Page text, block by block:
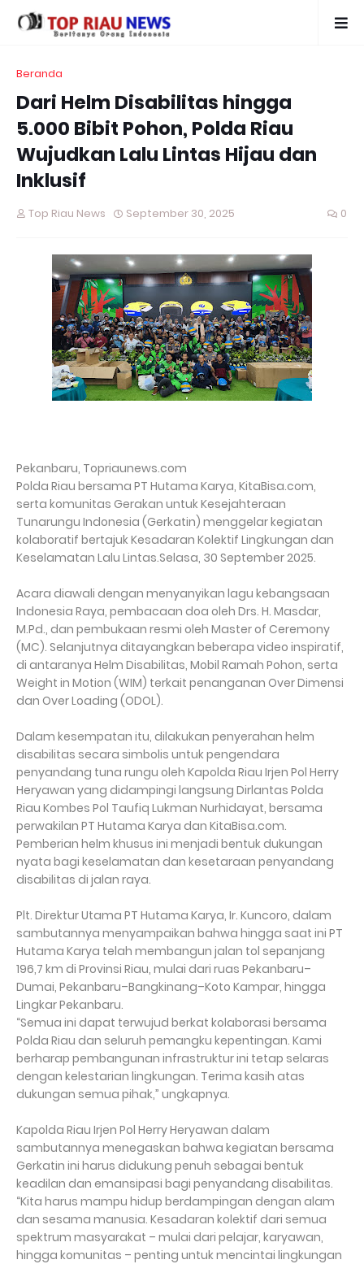
Beranda
Dari Helm Disabilitas hingga
5.000 Bibit Pohon, Polda Riau
Wujudkan Lalu Lintas Hijau dan
Inklusif
Top Riau News September 30, 2025 0
Pekanbaru, Topriaunews.com
Polda Riau bersama PT Hutama Karya, KitaBisa.com,
serta komunitas Gerakan untuk Kesejahteraan
Tunarungu Indonesia (Gerkatin) menggelar kegiatan
kolaboratif bertajuk Kesadaran Kolektif Lingkungan dan
Keselamatan Lalu Lintas.Selasa, 30 September 2025.
Acara diawali dengan menyanyikan lagu kebangsaan
Indonesia Raya, pembacaan doa oleh Drs. H. Masdar,
M.Pd., dan pembukaan resmi oleh Master of Ceremony
(MC). Selanjutnya ditayangkan beberapa video inspiratif,
di antaranya Helm Disabilitas, Mobil Ramah Pohon, serta
Weight in Motion (WIM) terkait penanganan Over Dimensi
dan Over Loading (ODOL).
Dalam kesempatan itu, dilakukan penyerahan helm
disabilitas secara simbolis untuk pengendara
penyandang tuna rungu oleh Kapolda Riau Irjen Pol Herry
Heryawan yang didampingi langsung Dirlantas Polda
Riau Kombes Pol Taufiq Lukman Nurhidayat, bersama
perwakilan PT Hutama Karya dan KitaBisa.com.
Pemberian helm khusus ini menjadi bentuk dukungan
nyata bagi keselamatan dan kesetaraan penyandang
disabilitas di jalan raya.
Plt. Direktur Utama PT Hutama Karya, Ir. Kuncoro, dalam
sambutannya menyampaikan bahwa hingga saat ini PT
Hutama Karya telah membangun jalan tol sepanjang
196,7 km di Provinsi Riau, mulai dari ruas Pekanbaru–
Dumai, Pekanbaru–Bangkinang–Koto Kampar, hingga
Lingkar Pekanbaru.
“Semua ini dapat terwujud berkat kolaborasi bersama
Polda Riau dan seluruh pemangku kepentingan. Kami
berharap pembangunan infrastruktur ini tetap selaras
dengan kelestarian lingkungan. Terima kasih atas
dukungan semua pihak,” ungkapnya.
Kapolda Riau Irjen Pol Herry Heryawan dalam
sambutannya menegaskan bahwa kegiatan bersama
Gerkatin ini harus didukung penuh sebagai bentuk
keadilan dan emansipasi bagi penyandang disabilitas.
“Kita harus mampu hidup berdampingan dengan alam
dan sesama manusia. Kesadaran kolektif dari semua
spektrum masyarakat – mulai dari pelajar, karyawan,
hingga komunitas – penting untuk mencintai lingkungan